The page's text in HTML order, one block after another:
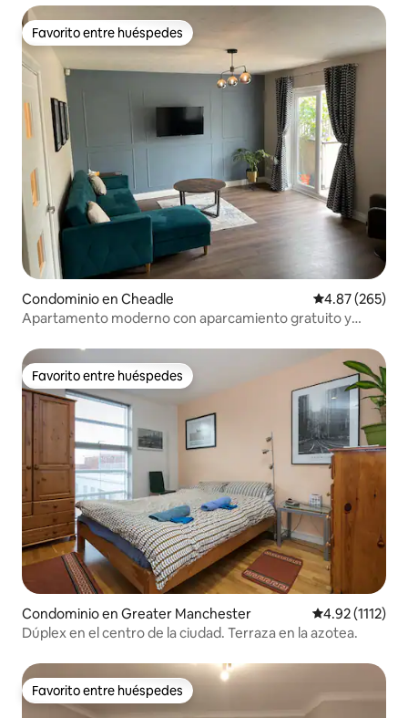
Favorito entre huéspedes
Favorito entre huéspedes
Condominio en Cheadle Calificación
4.87 (265)
Apartamento moderno con aparcamiento gratuito y
Favorito entre huéspedes
Favorito entre huéspedes
Condominio en Greater Manchester Calificación
4.92 (1112)
Dúplex en el centro de la ciudad. Terraza en la azotea.
Favorito entre huéspedes
Favorito entre huéspedes